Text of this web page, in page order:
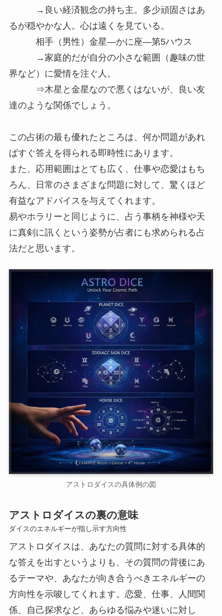
→良い経済観念の持ち主。多少頑固さはあ
るが穏やかな人。心は遠くを見ている。
相手（男性）金星―かに座―第5ハウス
→家庭的だが自分の小さな範囲（趣味の世
界など）に愛情を注ぐ人。
⇒木星と金星なので悪くはないが、良い友
達のような関係でしょう。
この占術の最も優れたところは、何か問題があれ
ばすぐ答えを得られる即時性にあります。
また、応用範囲はとても広く、仕事や恋愛はもち
ろん、日常のさまざまな問題に対して、驚くほど
有益なアドバイスを与えてくれます。
易やホラリーと同じように、占う事柄を神様や天
に真剣に訊くという姿勢が占者にも求められる占
法だと思います。
アストロダイスの具体例の図
アストロダイスの裏の意味
ダイスのエネルギーが指し示す方向性
アストロダイスは、あなたの質問に対する具体的
な答えを出すというよりも、その質問の背後にあ
るテーマや、あなたが向き合うべきエネルギーの
方向性を示唆してくれます。恋愛、仕事、人間関
係、自己探求など、あらゆる悩みや迷いに対し